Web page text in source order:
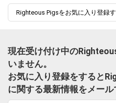
Righteous Pigsをお気に入り登録
現在受け付け中の
いません。
お気に入り登録をすると
に関する最新情報をメール